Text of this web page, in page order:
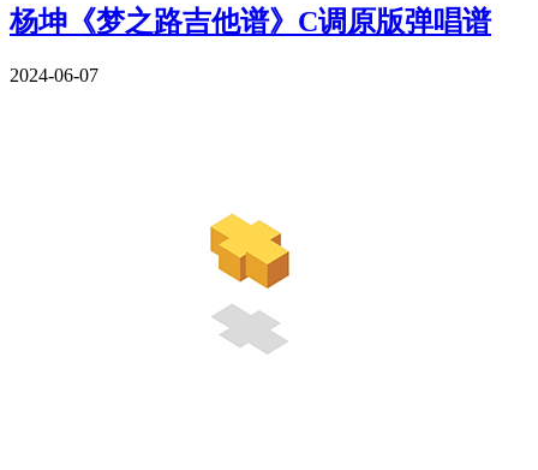
杨坤《梦之路吉他谱》C调原版弹唱谱
2024-06-07